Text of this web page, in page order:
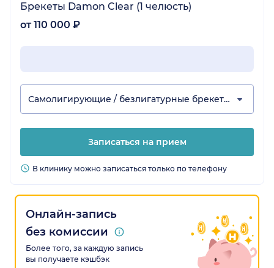
Брекеты Damon Clear (1 челюсть)
от 110 000 ₽
Самолигирующие / безлигатурные брекеты
Записаться на прием
В клинику можно записаться только по телефону
Онлайн-запись
без комиссии
Более того, за каждую запись
вы получаете кэшбэк